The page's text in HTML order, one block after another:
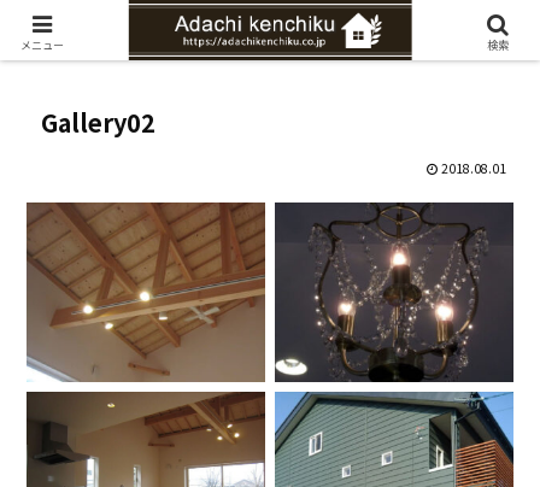
愛知県みよし市の工務店。自然素材を使ったナチュラルな家づくりをご提案
Gallery02
2018.08.01
メニュー 検索